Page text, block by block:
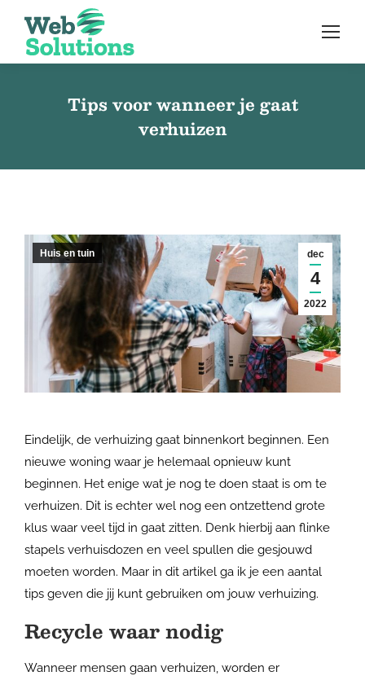
Tips voor wanneer je gaat
verhuizen
dec
4
2022
Huis en tuin
Eindelijk, de verhuizing gaat binnenkort beginnen. Een
nieuwe woning waar je helemaal opnieuw kunt
beginnen. Het enige wat je nog te doen staat is om te
verhuizen. Dit is echter wel nog een ontzettend grote
klus waar veel tijd in gaat zitten. Denk hierbij aan flinke
stapels verhuisdozen en veel spullen die gesjouwd
moeten worden. Maar in dit artikel ga ik je een aantal
tips geven die jij kunt gebruiken om jouw verhuizing.
Recycle waar nodig
Wanneer mensen gaan verhuizen, worden er